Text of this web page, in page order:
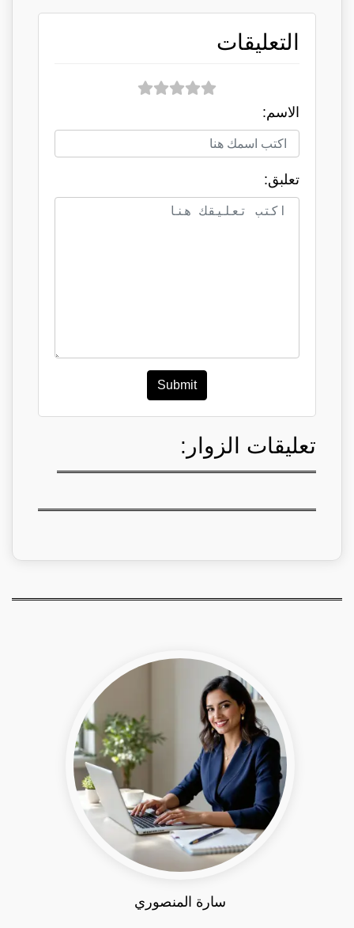
التعليقات
الاسم:
تعلبق:
Submit
تعليقات الزوار:
سارة المنصوري